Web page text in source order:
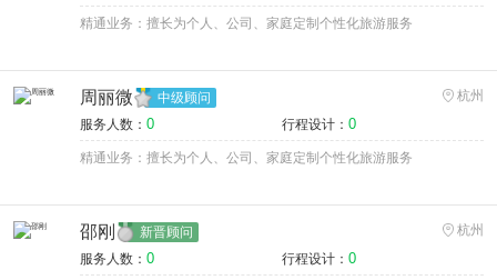
精通业务：擅长为个人、公司、家庭定制个性化旅游服务
周丽微 中级顾问
杭州
服务人数： 0 行程设计： 0
精通业务：擅长为个人、公司、家庭定制个性化旅游服务
邵刚 新晋顾问
杭州
服务人数： 0 行程设计： 0